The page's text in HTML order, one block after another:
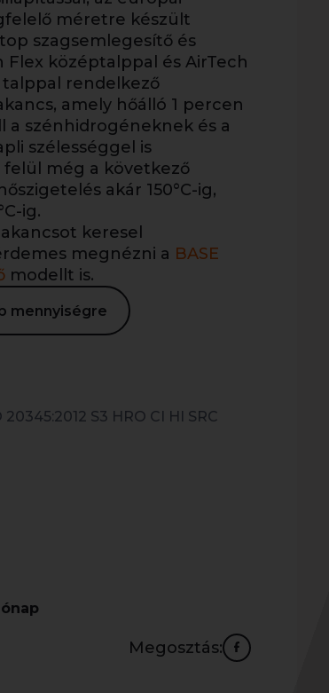
méretre készült
szagsemlegesítő és
Flex középtalppal és AirTech
talppal rendelkező
amely hőálló 1 percen
a szénhidrogéneknek és a
szélességgel is
felül még a következő
akár 150°C-ig,
ig.
keresel
megnézni a BASE
modellt is.
mennyiségre
20345:2012 S3 HRO CI HI SRC
Megosztás: